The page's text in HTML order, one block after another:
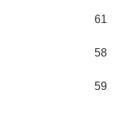
61
58
59